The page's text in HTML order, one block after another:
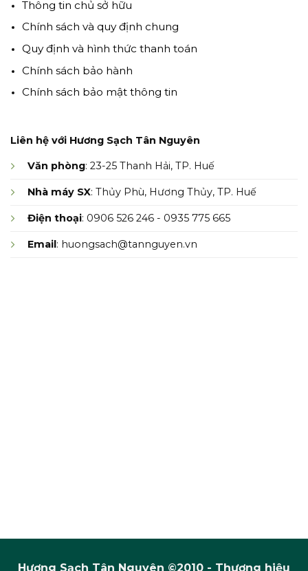
Thông tin chủ sở hữu
Chính sách và quy định chung
Quy định và hình thức thanh toán
Chính sách bảo hành
Chính sách bảo mật thông tin
Liên hệ với Hương Sạch Tân Nguyên
Văn phòng: 23-25 Thanh Hải, TP. Huế
Nhà máy SX: Thủy Phù, Hương Thủy, TP. Huế
Điện thoại: 0906 526 246 - 0935 775 665
Email: huongsach@tannguyen.vn
Hương Sạch Tân Nguyên ©2010 - Thương hiệu